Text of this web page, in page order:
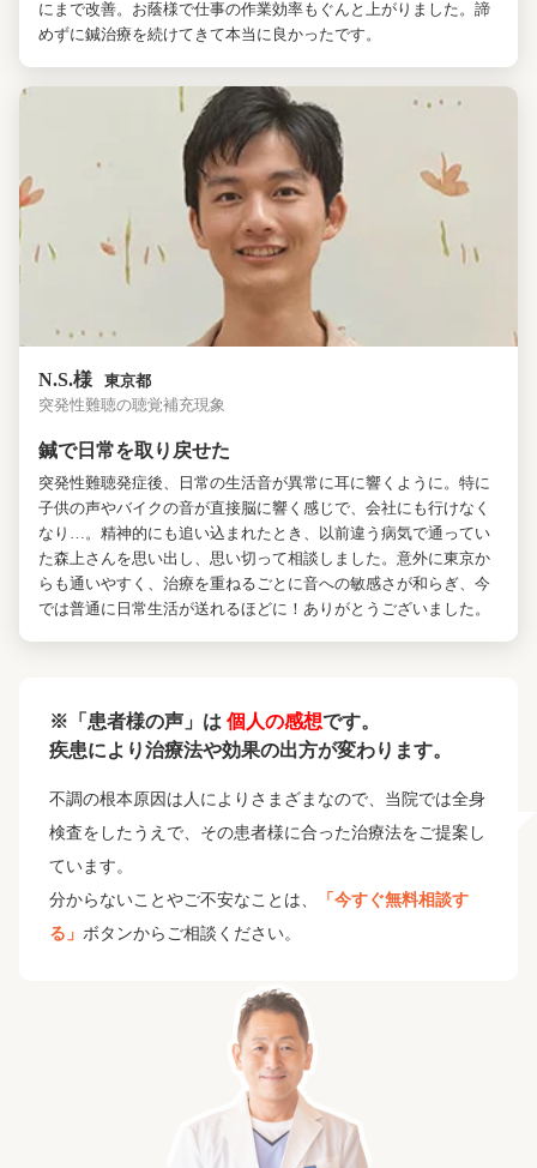
にまで改善。お蔭様で仕事の作業効率もぐんと上がりました。諦
めずに鍼治療を続けてきて本当に良かったです。
N.S.様 東京都
突発性難聴の聴覚補充現象
鍼で日常を取り戻せた
突発性難聴発症後、日常の生活音が異常に耳に響くように。特に
子供の声やバイクの音が直接脳に響く感じで、会社にも行けなく
なり…。精神的にも追い込まれたとき、以前違う病気で通ってい
た森上さんを思い出し、思い切って相談しました。意外に東京か
らも通いやすく、治療を重ねるごとに音への敏感さが和らぎ、今
では普通に日常生活が送れるほどに！ありがとうございました。
※「患者様の声」は 個人の感想です。
疾患により治療法や効果の出方が変わります。
不調の根本原因は人によりさまざまなので、当院では全身
検査をしたうえで、その患者様に合った治療法をご提案し
ています。
分からないことやご不安なことは、
「今すぐ無料相談す
る」 ボタンからご相談ください。